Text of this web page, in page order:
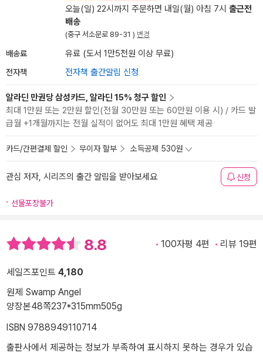
오늘(일) 22시까지 주문하면 내일(월) 아침 7시 출근전
배송
(중구 서소문로 89-31 ) 변경
배송료 유료 (도서 1만5천원 이상 무료)
전자책 전자책 출간알림 신청
알라딘 만권당 삼성카드, 알라딘 15% 청구 할인
최대 1만원 또는 2만원 할인(전월 30만원 또는 60만원 이용 시) / 카드 발
급월 +1개월까지는 전월 실적이 없어도 최대 1만원 혜택 제공
카드/간편결제 할인 무이자 할부 소득공제 530원
관심 저자, 시리즈의 출간 알림을 받아보세요 신청
선물포장불가
8.8 100자평 4편 리뷰 19편
세일즈포인트 4,180
원제 Swamp Angel
양장본48쪽237*315mm505g
ISBN 9788949110714
출판사에서 제공하는 정보가 부족하여 표시하지 못하는 경우가 있습